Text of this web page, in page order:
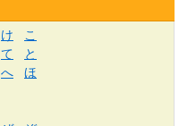
け
こ
て
と
へ
ほ